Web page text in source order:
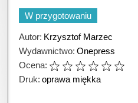
W przygotowaniu
Autor: Krzysztof Marzec
Wydawnictwo: Onepress
Ocena:
Druk: oprawa miękka